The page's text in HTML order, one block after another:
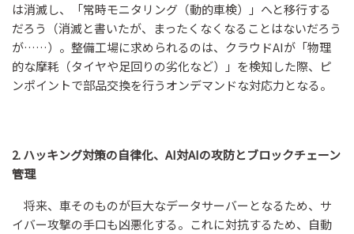
は消滅し、「常時モニタリング（動的車検）」へと移行する
だろう（消滅と書いたが、まったくなくなることはないだろう
が……）。整備工場に求められるのは、クラウドAIが「物理
的な摩耗（タイヤや足回りの劣化など）」を検知した際、ピ
ンポイントで部品交換を行うオンデマンドな対応力となる。
2. ハッキング対策の自律化、AI対AIの攻防とブロックチェーン
管理
将来、車そのものが巨大なデータサーバーとなるため、サ
イバー攻撃の手口も凶悪化する。これに対抗するため、自動